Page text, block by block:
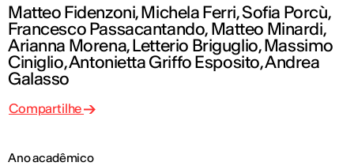
Matteo Fidenzoni, Michela Ferri, Sofia Porcù,
Francesco Passacantando, Matteo Minardi,
Arianna Morena, Letterio Briguglio, Massimo
Ciniglio, Antonietta Griffo Esposito, Andrea
Galasso
Ano acadêmico
Compartilhe